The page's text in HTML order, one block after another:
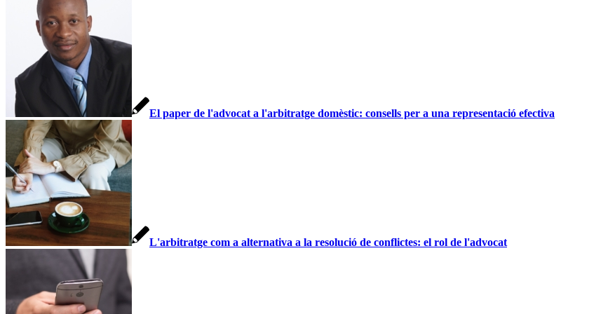
El paper de l'advocat a l'arbitratge domèstic: consells per a una representació efectiva
L'arbitratge com a alternativa a la resolució de conflictes: el rol de l'advocat